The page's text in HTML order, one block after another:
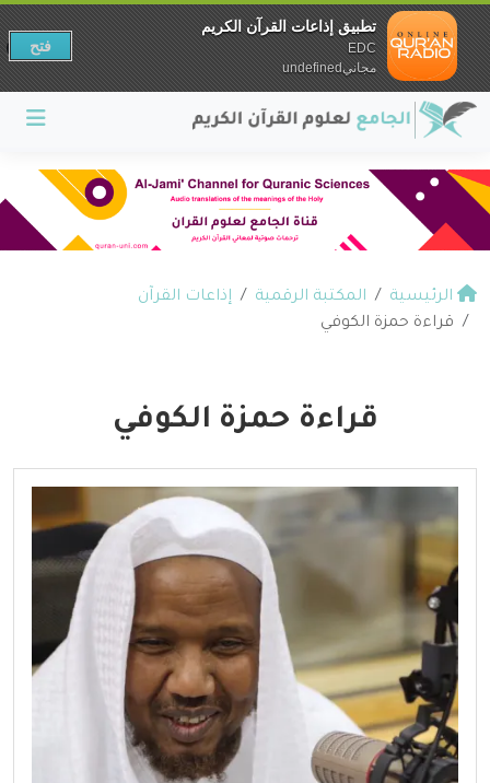
الرئيسية المكتبة الرقمية
إذاعات القرآن
قراءة حمزة الكوفي
قراءة حمزة الكوفي
تطبيق إذاعات القرآن الكريم
EDC
مجانيundefined
فتح